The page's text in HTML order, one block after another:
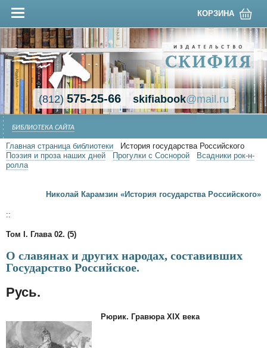
КОРЗИНА
(812)575-25-66 skifiabook@mail.ru
БИБЛИОТЕКА САЙТА
Главная страница библиотеки
История государства Российского
Поэзия и проза наших дней
Прогулки с Соснорой
Всадники рок-н-
ролла
Николай Карамзин «История государства Российского»
::
Том I. Глава 02. (5)
О славянах и других народах, составивших
Государство Российское.
Русь.
Рюрик. Гравюра XIX века